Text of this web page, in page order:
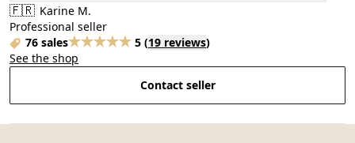
🇫🇷 Karine M.
Professional seller
76 sales
5 (19 reviews)
See the shop
Contact seller